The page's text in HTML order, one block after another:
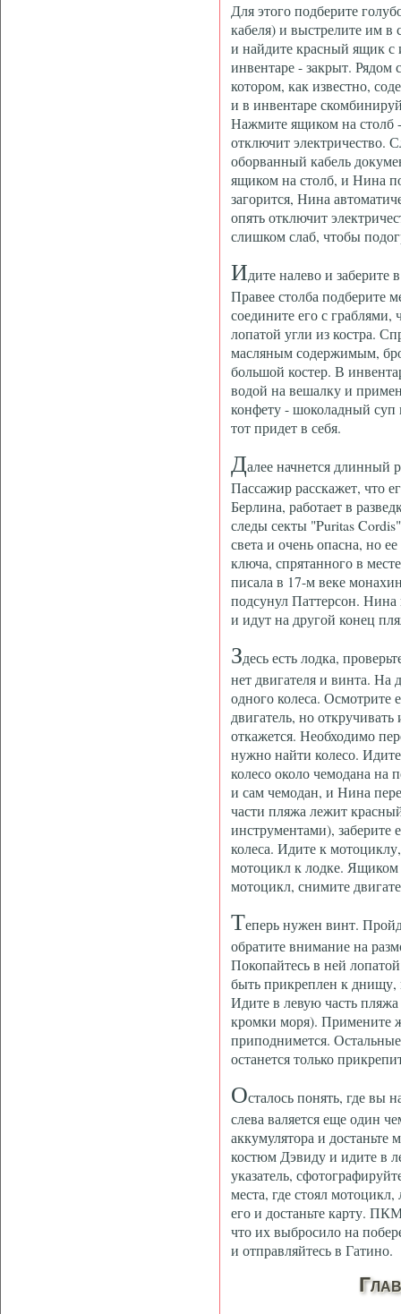
Для этого подберите
кабеля) и выстрелите им в
и найдите красный ящик
инвентаре - закрыт. Рядом
котором, как известно,
и в инвентаре
Нажмите ящиком на столб
отключит электричество.
оборванный кабель
ящиком на столб, и Нина
загорится, Нина
опять отключит
слишком слаб, чтобы
Идите налево и заберите
Правее столба подберите
соедините его с граблями,
лопатой угли из костра.
масляным содержимым,
большой костер. В
водой на вешалку и
конфету - шоколадный суп
тот придет в себя.
Далее начнется длинный
Пассажир расскажет, что
Берлина, работает в
следы секты "Puritas
света и очень опасна, но
ключа, спрятанного в
писала в 17-м веке
подсунул Паттерсон.
и идут на другой конец
Здесь есть лодка,
нет двигателя и винта. На
одного колеса.
двигатель, но
откажется. Необходимо
нужно найти колесо.
колесо около чемодана на
и сам чемодан, и Нина
части пляжа лежит
инструментами), заберите
колеса. Идите к
мотоцикл к лодке.
мотоцикл, снимите
Теперь нужен винт.
обратите внимание на
Покопайтесь в ней
быть прикреплен к днищу,
Идите в левую часть
кромки моря). Примените
приподнимется.
останется только
Осталось понять, где вы
слева валяется еще один
аккумулятора и
костюм Дэвиду и идите в
указатель,
места, где стоял
его и достаньте карту.
что их выбросило на
и отправляйтесь в Гатино.